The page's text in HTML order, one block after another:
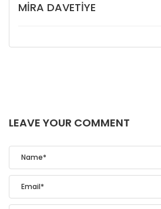
MIRA DAVETIYE
LEAVE YOUR COMMENT